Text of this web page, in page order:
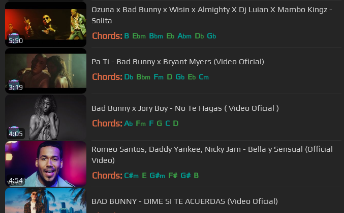
5:50
Ozuna x Bad Bunny x Wisin x Almighty X Dj Luian X Mambo Kingz -
Solita
Chords: B Ebm Bbm Eb Abm Db Gb
3:19
Pa Ti - Bad Bunny x Bryant Myers (Video Oficial)
Chords: Db Bbm Fm D Gb Eb Cm
4:05
Bad Bunny x Jory Boy - No Te Hagas ( Video Oficial )
Chords: Ab Fm F G C D
4:54
Romeo Santos, Daddy Yankee, Nicky Jam - Bella y Sensual (Official
Video)
Chords: C#m E G#m F# G# B
BAD BUNNY - DIME SI TE ACUERDAS (Video Oficial)